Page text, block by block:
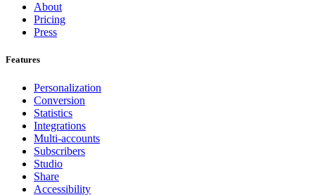
About
Pricing
Press
Features
Personalization
Conversion
Statistics
Integrations
Multi-accounts
Subscribers
Studio
Share
Accessibility